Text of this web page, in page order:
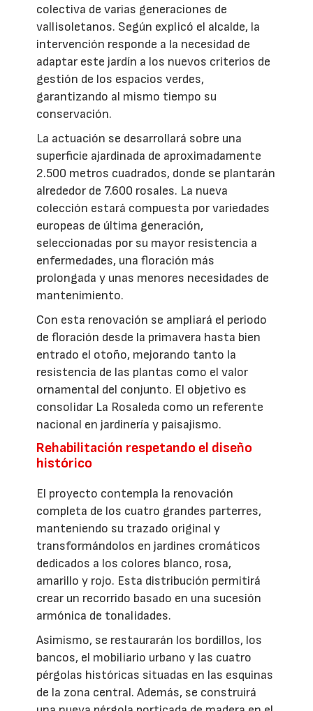
colectiva de varias generaciones de
vallisoletanos. Según explicó el alcalde, la
intervención responde a la necesidad de
adaptar este jardín a los nuevos criterios de
gestión de los espacios verdes,
garantizando al mismo tiempo su
conservación.
La actuación se desarrollará sobre una
superficie ajardinada de aproximadamente
2.500 metros cuadrados, donde se plantarán
alrededor de 7.600 rosales. La nueva
colección estará compuesta por variedades
europeas de última generación,
seleccionadas por su mayor resistencia a
enfermedades, una floración más
prolongada y unas menores necesidades de
mantenimiento.
Con esta renovación se ampliará el periodo
de floración desde la primavera hasta bien
entrado el otoño, mejorando tanto la
resistencia de las plantas como el valor
ornamental del conjunto. El objetivo es
consolidar La Rosaleda como un referente
nacional en jardinería y paisajismo.
Rehabilitación respetando el diseño
histórico
El proyecto contempla la renovación
completa de los cuatro grandes parterres,
manteniendo su trazado original y
transformándolos en jardines cromáticos
dedicados a los colores blanco, rosa,
amarillo y rojo. Esta distribución permitirá
crear un recorrido basado en una sucesión
armónica de tonalidades.
Asimismo, se restaurarán los bordillos, los
bancos, el mobiliario urbano y las cuatro
pérgolas históricas situadas en las esquinas
de la zona central. Además, se construirá